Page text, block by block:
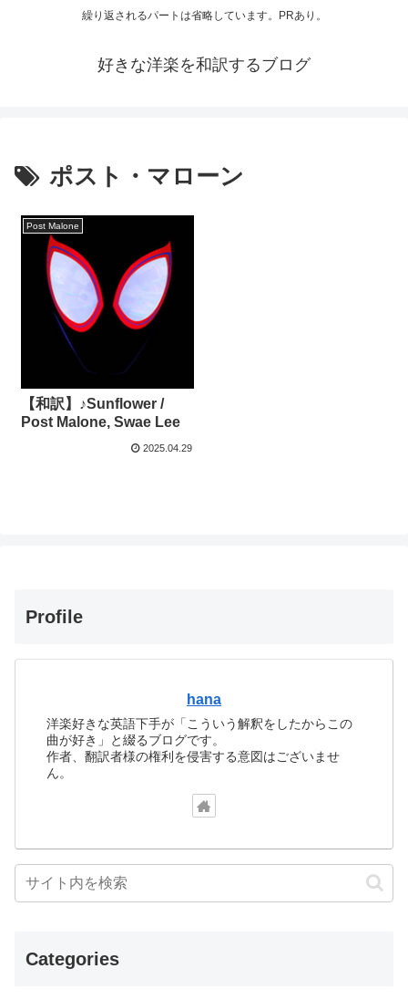
繰り返されるパートは省略しています。PRあり。
好きな洋楽を和訳するブログ
ポスト・マローン
Post Malone
【和訳】♪Sunflower /
Post Malone, Swae Lee
2025.04.29
Profile
hana
洋楽好きな英語下手が「こういう解釈をしたからこの
曲が好き」と綴るブログです。
作者、翻訳者様の権利を侵害する意図はございませ
ん。
Categories